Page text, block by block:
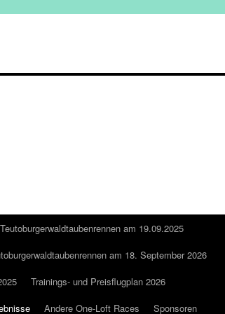
am 19.09.2025
am 18. September 2026
Trainings- und Preisflugplan 2026
Andere One-Loft Races
Sponsoren